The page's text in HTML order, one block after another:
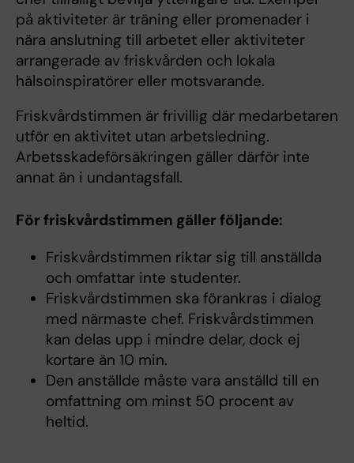
på aktiviteter är träning eller promenader i
nära anslutning till arbetet eller aktiviteter
arrangerade av friskvården och lokala
hälsoinspiratörer eller motsvarande.
Friskvårdstimmen är frivillig där medarbetaren
utför en aktivitet utan arbetsledning.
Arbetsskadeförsäkringen gäller därför inte
annat än i undantagsfall.
För friskvårdstimmen gäller följande:
Friskvårdstimmen riktar sig till anställda
och omfattar inte studenter.
Friskvårdstimmen ska förankras i dialog
med närmaste chef. Friskvårdstimmen
kan delas upp i mindre delar, dock ej
kortare än 10 min.
Den anställde måste vara anställd till en
omfattning om minst 50 procent av
heltid.